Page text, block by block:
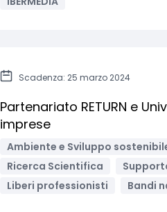
Scadenza: 25 marzo 2024
Partenariato RETURN e
imprese
Ambiente e Sviluppo
Ricerca Scientifica
Liberi professionisti
Bandi